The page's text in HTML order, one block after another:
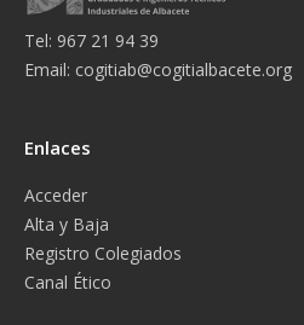
Tel: 967 21 94 39
Email: cogitiab@cogitialbacete.org
Enlaces
Acceder
Alta y Baja
Registro Colegiados
Canal Ético